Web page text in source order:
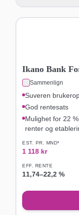
Ikano Bank
Sammenlign
Suveren
God rentesats
Mulighet for 22
renter og
EST. PR. MND*
1 118 kr
EFF. RENTE
11,74–22,2 %